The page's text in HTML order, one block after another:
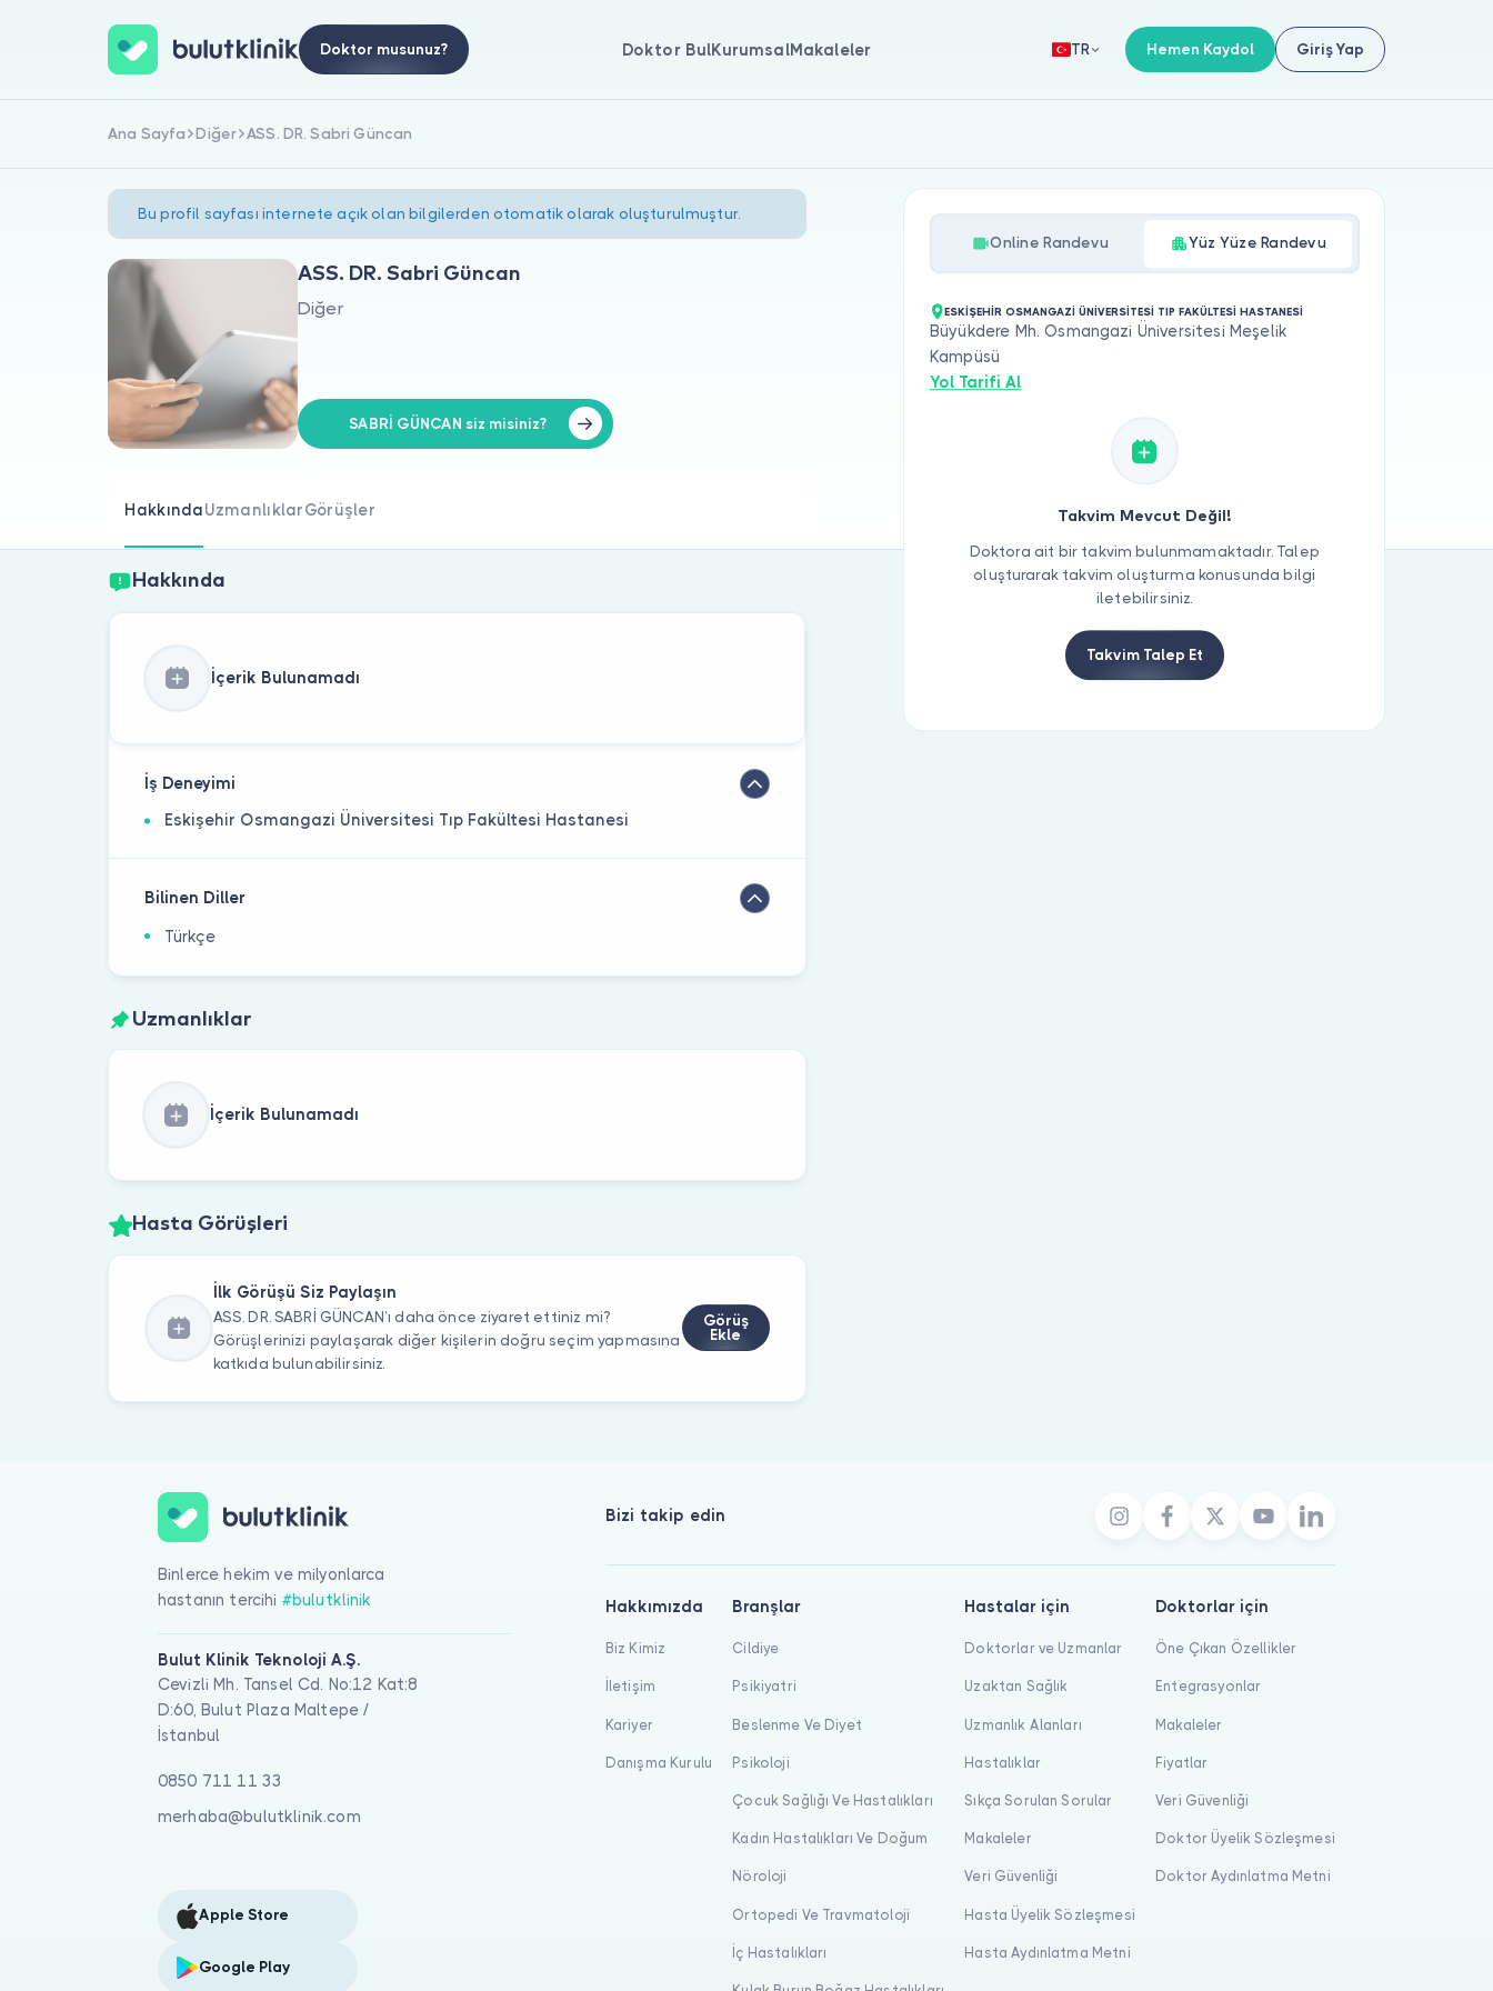
Doktor musunuz? Doktor BulKurumsalMakaleler TR Hemen Kaydol Giriş Yap
Ana Sayfa Diğer ASS. DR. Sabri Güncan
Bu profil sayfası internete açık olan bilgilerden otomatik olarak oluşturulmuştur.
ASS. DR. Sabri Güncan
Diğer
SABRİ GÜNCAN siz misiniz?
HakkındaUzmanlıklarGörüşler
Hakkında
İçerik Bulunamadı
İş Deneyimi
Eskişehir Osmangazi Üniversitesi Tıp Fakültesi Hastanesi
Bilinen Diller
Türkçe
Uzmanlıklar
İçerik Bulunamadı
Hasta Görüşleri
İlk Görüşü Siz Paylaşın
ASS. DR. SABRİ GÜNCAN’ı daha önce ziyaret ettiniz mi?
Görüşlerinizi paylaşarak diğer kişilerin doğru seçim yapmasına
katkıda bulunabilirsiniz.
Görüş
Ekle
Online Randevu Yüz Yüze Randevu
ESKİŞEHİR OSMANGAZİ ÜNİVERSİTESİ TIP FAKÜLTESİ HASTANESİ
Büyükdere Mh. Osmangazi Üniversitesi Meşelik
Kampüsü
Yol Tarifi Al
Takvim Mevcut Değil!
Doktora ait bir takvim bulunmamaktadır. Talep
oluşturarak takvim oluşturma konusunda bilgi
iletebilirsiniz.
Takvim Talep Et
Binlerce hekim ve milyonlarca
hastanın tercihi #bulutklinik
Bulut Klinik Teknoloji A.Ş.
Cevizli Mh. Tansel Cd. No:12 Kat:8
D:60, Bulut Plaza Maltepe /
İstanbul
0850 711 11 33
merhaba@bulutklinik.com
Apple Store
Google Play
Bizi takip edin
Hakkımızda
Biz Kimiz
İletişim
Kariyer
Danışma Kurulu
Branşlar
Cildiye
Psikiyatri
Beslenme Ve Diyet
Psikoloji
Çocuk Sağlığı Ve Hastalıkları
Kadın Hastalıkları Ve Doğum
Nöroloji
Ortopedi Ve Travmatoloji
İç Hastalıkları
Hastalar için
Doktorlar ve Uzmanlar
Uzaktan Sağlık
Uzmanlık Alanları
Hastalıklar
Sıkça Sorulan Sorular
Makaleler
Veri Güvenliği
Hasta Üyelik Sözleşmesi
Hasta Aydınlatma Metni
Doktorlar için
Öne Çıkan Özellikler
Entegrasyonlar
Makaleler
Fiyatlar
Veri Güvenliği
Doktor Üyelik Sözleşmesi
Doktor Aydınlatma Metni